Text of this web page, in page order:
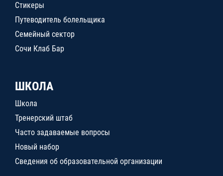
Стикеры
Путеводитель болельщика
Семейный сектор
Сочи Клаб Бар
ШКОЛА
Школа
Тренерский штаб
Часто задаваемые вопросы
Новый набор
Сведения об образовательной организации